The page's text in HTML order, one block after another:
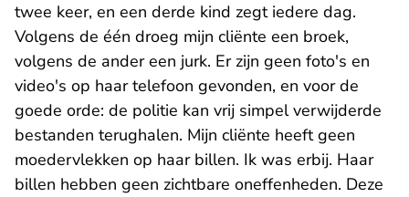
twee keer, en een derde kind zegt iedere dag.
Volgens de één droeg mijn cliënte een broek,
volgens de ander een jurk. Er zijn geen foto's en
video's op haar telefoon gevonden, en voor de
goede orde: de politie kan vrij simpel verwijderde
bestanden terughalen. Mijn cliënte heeft geen
moedervlekken op haar billen. Ik was erbij. Haar
billen hebben geen zichtbare oneffenheden. Deze